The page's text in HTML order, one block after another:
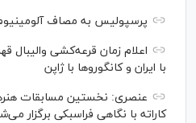
پرسپولیس به مصاف
اعلام زمان قرعه‌کشی والیبال
با ایران و کانگورو‌ها با ژاپن
عنصری: نخستین مسابقات
کاراته با نگاهی فراسبکی برگزار